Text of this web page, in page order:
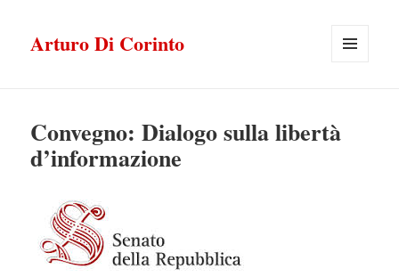
Arturo Di Corinto
Convegno: Dialogo sulla libertà
d’informazione